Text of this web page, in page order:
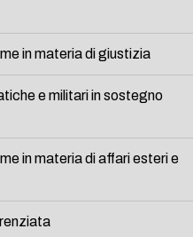
in materia di giustizia
e militari in sostegno
in materia di affari esteri e